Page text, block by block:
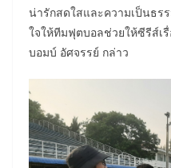
น่ารักสดใสและความเป็นธร
ใจให้ทีมฟุตบอลช่วยให้ซีรีส์เ
บอมบ์ อัศจรรย์ กล่าว